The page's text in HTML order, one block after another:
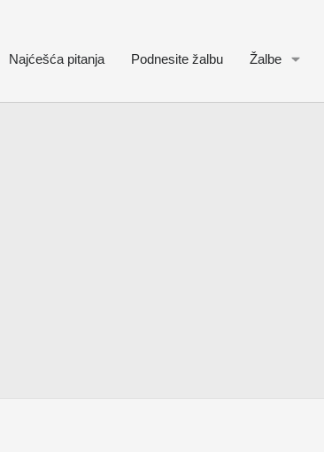
Najćešća pitanja Podnesite žalbu Žalbe